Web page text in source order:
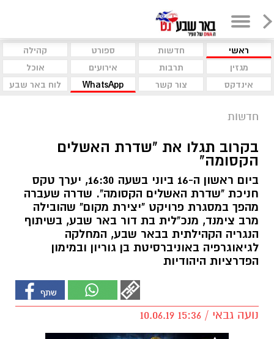
ראשי חדשות ספורט
קהילה
מגזין
תרבות אירועים
אוכל
אינדקס
צור קשר WhatsApp לוח באר שבע
חדשות
בקרוב תגלו את "שדרת האשלים
הקסומה"
ביום ראשון ה-16 ביוני בשעה 16:30, יערך טקס
חניכת "שדרת האשלים הקסומה". שדרה שעברה
מהפך במסגרת פרויקט "יצירת מקום" שהובילה
מרב צימנד, מנכ"לית בת דור באר שבע, בשיתוף
הנגריה הקהילתית בבאר שבע, המחלקה
לגיאוגרפיה באוניברסיטת בן גוריון ובמימון
הפדרציות היהודיות
נועה גבאי / 15:36 10.06.19